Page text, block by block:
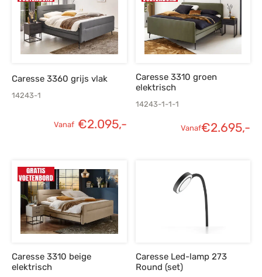
Caresse 3360 grijs vlak
14243-1
Vanaf €2.095,-
Caresse 3310 groen
elektrisch
14243-1-1-1
Vanaf€2.695,-
Caresse 3310 beige
elektrisch
Caresse Led-lamp 273
Round (set)